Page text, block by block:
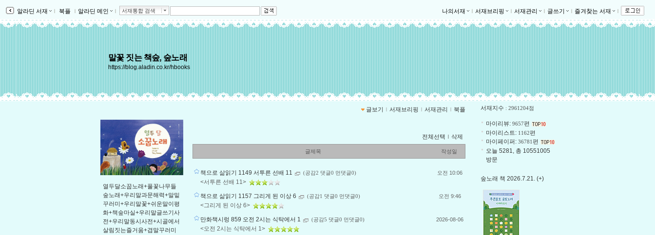
알라딘 서재 ｌ 북플 ｌ 알라딘 메인 ｌ 서재통합 검색 나의서재 ｌ 서재브리핑 ｌ 서재관리 ｌ 글쓰기 ｌ 즐겨찾는 서재 ｌ
말꽃 짓는 책숲, 숲노래
https://blog.aladin.co.kr/hbooks
글보기 ｌ 서재브리핑 ｌ 서재관리 ｌ 북플
열두달소꿉노래+풀꽃나무들
숲노래+우리말과문해력+말밑
꾸러미+우리말꽃+쉬운말이평
화+책숲마실+우리말글쓰기사
전+우리말동시사전+시골에서
살림짓는즐거움+겹말꾸러미
전체선택 ｌ 삭제
글제목 작성일
책으로 삶읽기 1149 서투른 선배 11 (공감2 댓글0 먼댓글0)
<서투른 선배 11>
오전 10:06
책으로 삶읽기 1157 그리게 된 이상 6 (공감1 댓글0 먼댓글0)
<그리게 된 이상 6>
오전 9:46
만화책시렁 859 오전 2시는 식탁에서 1 (공감5 댓글0 먼댓글0)
<오전 2시는 식탁에서 1>
2026-08-06
서재지수 : 2961204점
마이리뷰: 9657편
마이리스트: 1162편
마이페이퍼: 36781편
오늘 5281, 총 10551005
방문
숲노래 책 2026.7.21. (+)